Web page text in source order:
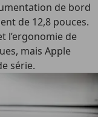
de bord
de 12,8 pouces.
l’ergonomie de
mais Apple
série.